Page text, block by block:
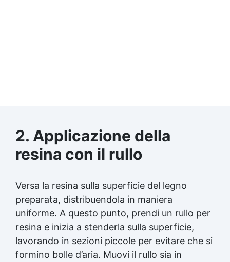
2. Applicazione della
resina con il rullo
Versa la resina sulla superficie del legno
preparata, distribuendola in maniera
uniforme. A questo punto, prendi un rullo per
resina e inizia a stenderla sulla superficie,
lavorando in sezioni piccole per evitare che si
formino bolle d’aria. Muovi il rullo sia in